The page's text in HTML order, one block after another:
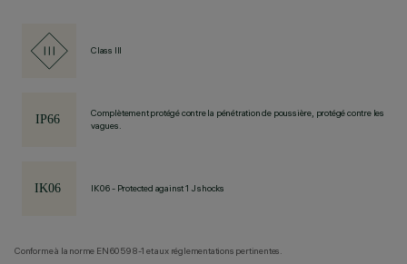
Class III
Complètement protégé contre la pénétration de poussière, protégé contre les
vagues.
IK06 - Protected against 1 J shocks
Conforme à la norme EN60598-1 et aux réglementations pertinentes.